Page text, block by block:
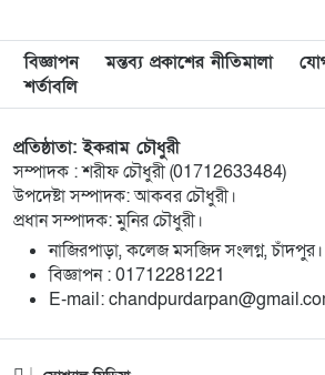
মেরিল প্রথম আলো সমালোচক
অভিনেতার চূড়ান্ত মনোনয়নে
৯
চাঁদপুরে জাতীয় বিজ্ঞান ও প্রযুক্তি
লক্ষে প্রস্তুতিমূলক সভা
১০
বাংলা নববর্ষ আমাদের বাঙালি
প্রাণের উৎসব : চাঁদপুর জেলা
১১
চাঁদপুর শহরের হাসান আলী উচ্চ
ও উন্নয়নে ৩৫ লাখ টাকার কাজ শুরু
১২
বিজ্ঞাপন মন্তব্য প্রকাশের নীতিমালা
শর্তাবলি
প্রতিষ্ঠাতা: ইকরাম চৌধুরী
সম্পাদক : শরীফ চৌধুরী (01712633484)
উপদেষ্টা সম্পাদক: আকবর চৌধুরী।
প্রধান সম্পাদক: মুনির চৌধুরী।
নাজিরপাড়া, কলেজ মসজিদ সংলগ্ন, চাঁদপুর।
‎বিজ্ঞাপন : 01712281221
‎E-mail: